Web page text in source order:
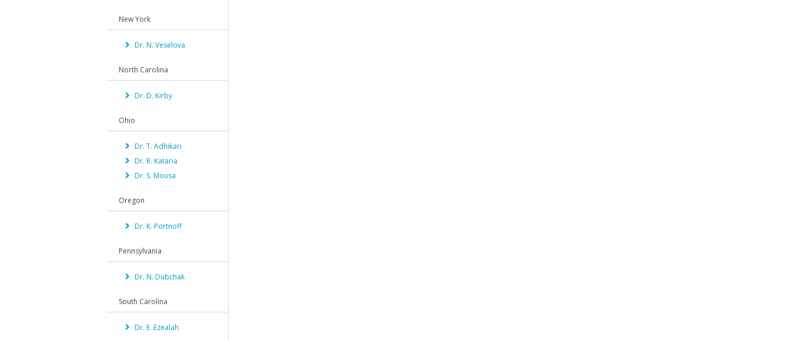
New York
Dr. N. Veselova
North Carolina
Dr. D. Kirby
Ohio
Dr. T. Adhikari
Dr. R. Kataria
Dr. S. Mousa
Oregon
Dr. K. Portnoff
Pennsylvania
Dr. N. Dubchak
South Carolina
Dr. E. Ezealah